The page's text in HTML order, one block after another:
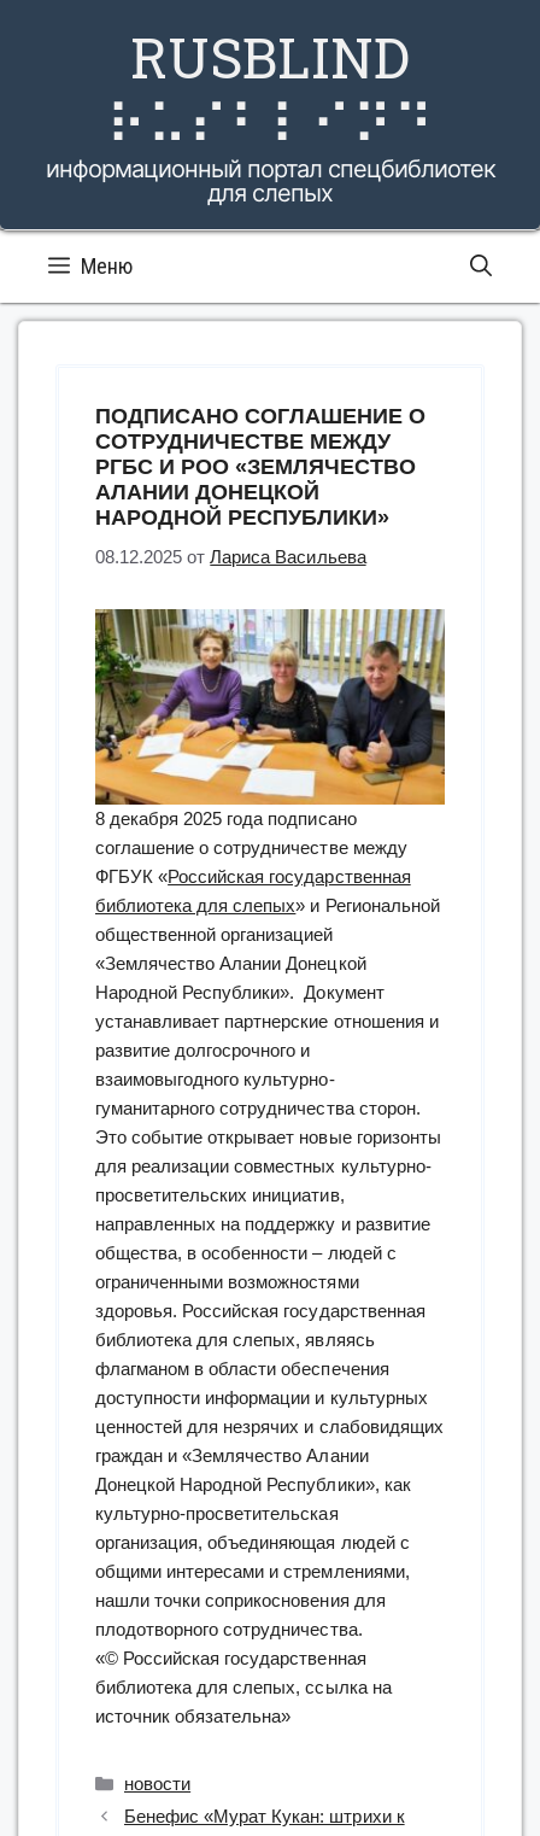
RUSBLIND
⠗⠥⠎⠃⠇⠊⠝⠙
информационный портал спецбиблиотек
для слепых
Меню
ПОДПИСАНО СОГЛАШЕНИЕ О
СОТРУДНИЧЕСТВЕ МЕЖДУ
РГБС И РОО «ЗЕМЛЯЧЕСТВО
АЛАНИИ ДОНЕЦКОЙ
НАРОДНОЙ РЕСПУБЛИКИ»
08.12.2025 отЛариса Васильева
8 декабря 2025 года подписано
соглашение о сотрудничестве между
ФГБУК «Российская государственная
библиотека для слепых» и Региональной
общественной организацией
«Землячество Алании Донецкой
Народной Республики». Документ
устанавливает партнерские отношения и
развитие долгосрочного и
взаимовыгодного культурно-
гуманитарного сотрудничества сторон.
Это событие открывает новые горизонты
для реализации совместных культурно-
просветительских инициатив,
направленных на поддержку и развитие
общества, в особенности – людей с
ограниченными возможностями
здоровья. Российская государственная
библиотека для слепых, являясь
флагманом в области обеспечения
доступности информации и культурных
ценностей для незрячих и слабовидящих
граждан и «Землячество Алании
Донецкой Народной Республики», как
культурно-просветительская
организация, объединяющая людей с
общими интересами и стремлениями,
нашли точки соприкосновения для
плодотворного сотрудничества.
«© Российская государственная
библиотека для слепых, ссылка на
источник обязательна»
Рубрики
новости
Бенефис «Мурат Кукан: штрихи к